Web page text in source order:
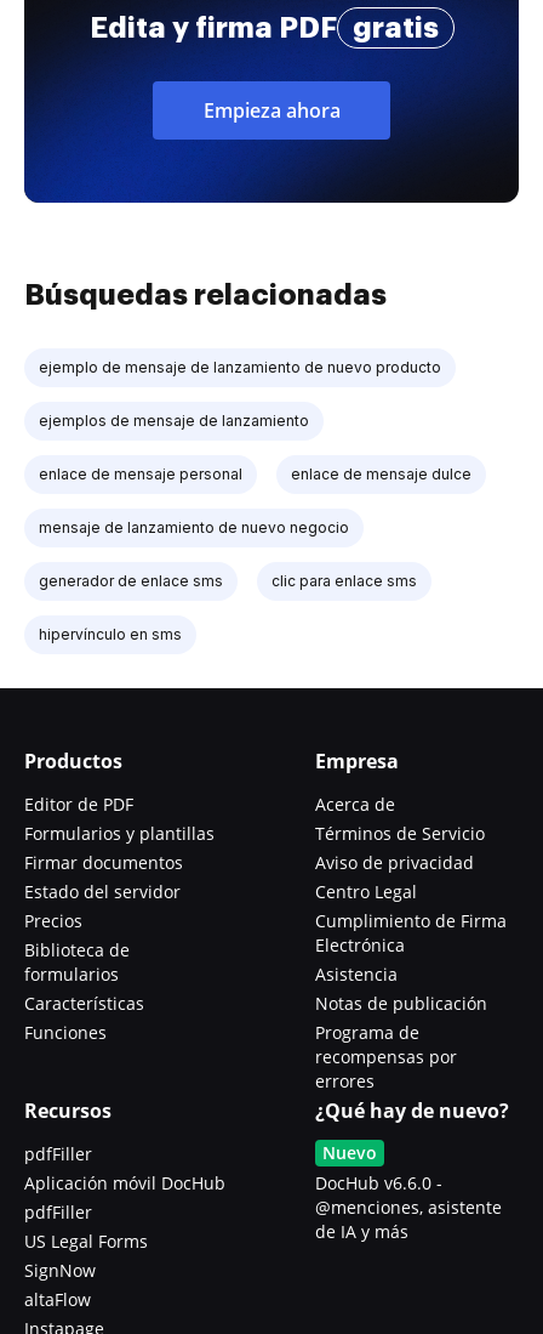
Edita y firma PDF gratis
Empieza ahora
Búsquedas relacionadas
ejemplo de mensaje de lanzamiento de nuevo producto
ejemplos de mensaje de lanzamiento
enlace de mensaje personal enlace de mensaje dulce
mensaje de lanzamiento de nuevo negocio
generador de enlace sms clic para enlace sms
hipervínculo en sms
Productos
Editor de PDF
Formularios y plantillas
Firmar documentos
Estado del servidor
Precios
Biblioteca de
formularios
Características
Funciones
Empresa
Acerca de
Términos de Servicio
Aviso de privacidad
Centro Legal
Cumplimiento de Firma
Electrónica
Asistencia
Notas de publicación
Programa de
recompensas por
errores
Recursos
pdfFiller
Aplicación móvil DocHub
pdfFiller
US Legal Forms
SignNow
altaFlow
Instapage
¿Qué hay de nuevo?
Nuevo
DocHub v6.6.0 -
@menciones, asistente
de IA y más